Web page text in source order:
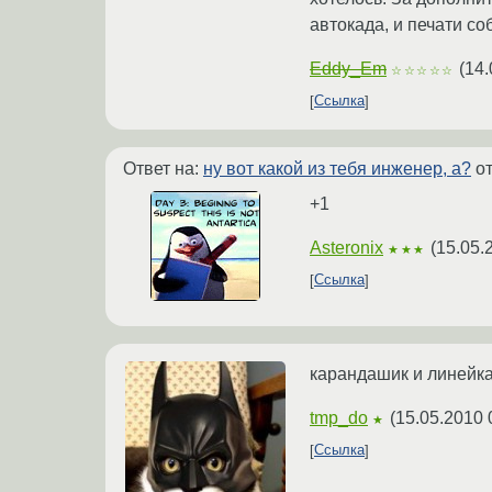
автокада, и печати
Eddy_Em ☆☆☆☆☆ (
Ссылка
Ответ на: ну вот какой из тебя инженер, а?
+1
Asteronix ★★★ (
Ссылка
карандашик и
tmp_do ★ (15.05.2010
Ссылка